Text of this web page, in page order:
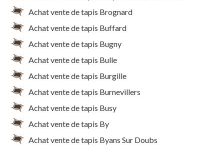
Achat vente de tapis Brognard
Achat vente de tapis Buffard
Achat vente de tapis Bugny
Achat vente de tapis Bulle
Achat vente de tapis Burgille
Achat vente de tapis Burnevillers
Achat vente de tapis Busy
Achat vente de tapis By
Achat vente de tapis Byans Sur Doubs